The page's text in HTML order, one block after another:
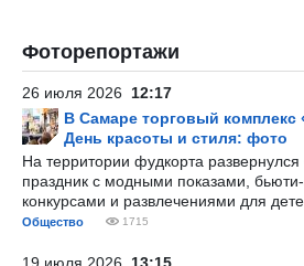
Фоторепортажи
26 июля 2026 12:17
В Самаре торговый комплекс
День красоты и стиля: фото
На территории фудкорта
праздник с модными показами, бьюти-
конкурсами и развлечениями для
Общество 1715